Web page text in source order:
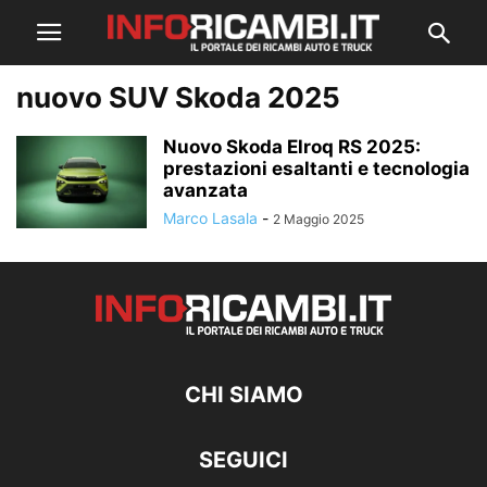
nuovo SUV Skoda 2025
Nuovo Skoda Elroq RS 2025:
prestazioni esaltanti e tecnologia
avanzata
Marco Lasala - 2 Maggio 2025
CHI SIAMO
SEGUICI